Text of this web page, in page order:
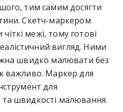
тим самим досягти
Скетч-маркером
межі, тому готові
вигляд. Ними
швидко малювати без
важливо. Маркер для
для
швидкості малювання.